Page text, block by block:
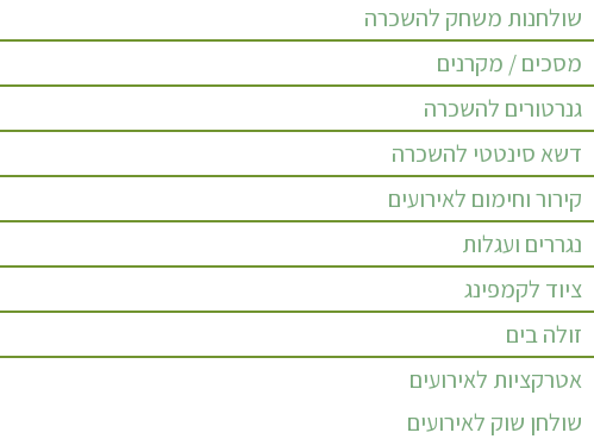
שולחנות משחק להשכרה
מסכים / מקרנים
גנרטורים להשכרה
דשא סינטטי להשכרה
קירור וחימום לאירועים
נגררים ועגלות
ציוד לקמפינג
זולה בים
אטרקציות לאירועים
שולחן שוק לאירועים